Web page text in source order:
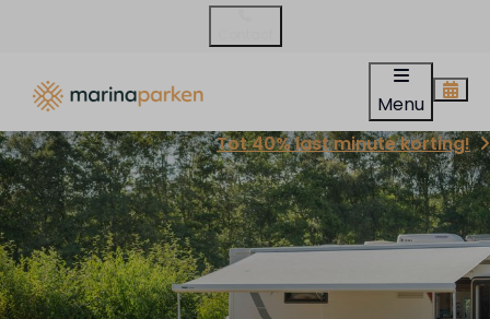
Menu
Tot 40% last minute korting!